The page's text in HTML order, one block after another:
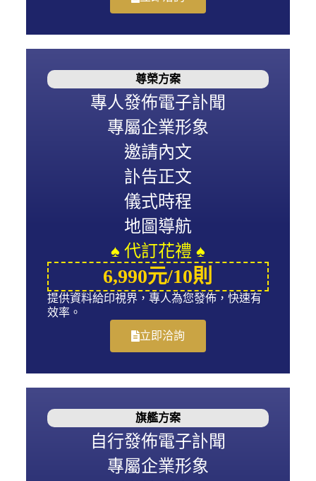
尊榮方案
專人發佈電子訃聞
專屬企業形象
邀請內文
訃告正文
儀式時程
地圖導航
♠ 代訂花禮 ♠
6,990元/10則
提供資料給印視界，專人為您發佈，快速有
效率。
立即洽詢
旗艦方案
自行發佈電子訃聞
專屬企業形象